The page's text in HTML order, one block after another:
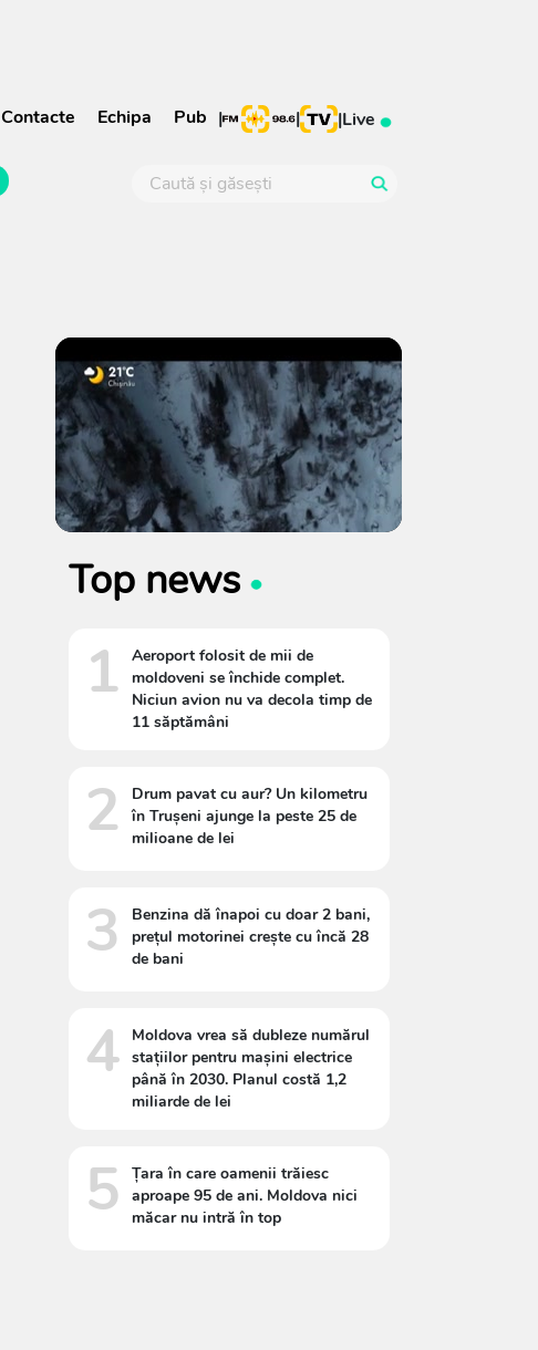
Contacte Echipa Pub | | |Live
Top news
1
Aeroport folosit de mii de
moldoveni se închide complet.
Niciun avion nu va decola timp de
11 săptămâni
2
Drum pavat cu aur? Un kilometru
în Trușeni ajunge la peste 25 de
milioane de lei
3
Benzina dă înapoi cu doar 2 bani,
prețul motorinei crește cu încă 28
de bani
4
Moldova vrea să dubleze numărul
stațiilor pentru mașini electrice
până în 2030. Planul costă 1,2
miliarde de lei
5
Țara în care oamenii trăiesc
aproape 95 de ani. Moldova nici
măcar nu intră în top